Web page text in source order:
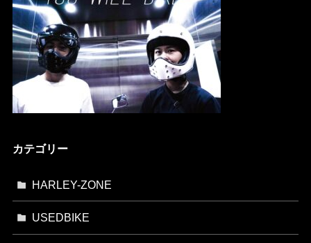
カテゴリー
HARLEY-ZONE
USEDBIKE